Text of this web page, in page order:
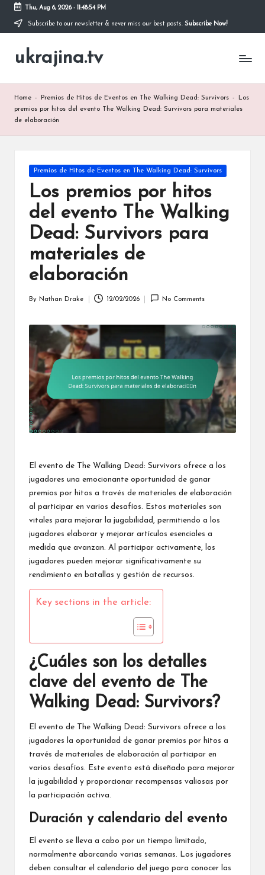
Skip
content
Thu, Aug 6, 2026- 11:48:55 PM
Subscribe to our newsletter & never miss our best posts. Subscribe Now!
ukrajina.tv
Home - Premios de Hitos de Eventos en The Walking Dead: Survivors -
Los
premios por hitos del evento The Walking Dead: Survivors para materiales
de elaboración
Posted
in
Premios de Hitos de Eventos en The Walking Dead: Survivors
Los premios por hitos
del evento The Walking
Dead: Survivors para
materiales de
elaboración
By Nathan Drake 12/02/2026 No Comments
El evento de The Walking Dead: Survivors ofrece a los
jugadores una emocionante oportunidad de ganar
premios por hitos a través de materiales de elaboración
al participar en varios desafíos. Estos materiales son
vitales para mejorar la jugabilidad, permitiendo a los
jugadores elaborar y mejorar artículos esenciales a
medida que avanzan. Al participar activamente, los
jugadores pueden mejorar significativamente su
rendimiento en batallas y gestión de recursos.
Key sections in the article:
¿Cuáles son los detalles
clave del evento de The
Walking Dead: Survivors?
El evento de The Walking Dead : Survivors ofrece a los
jugadores la oportunidad de ganar premios por hitos a
través de materiales de elaboración al participar en
varios desafíos. Este evento está diseñado para mejorar
la jugabilidad y proporcionar recompensas valiosas por
la participación activa.
Duración y calendario del evento
El evento se lleva a cabo por un tiempo limitado,
normalmente abarcando varias semanas. Los jugadores
deben consultar el calendario del juego para conocer las